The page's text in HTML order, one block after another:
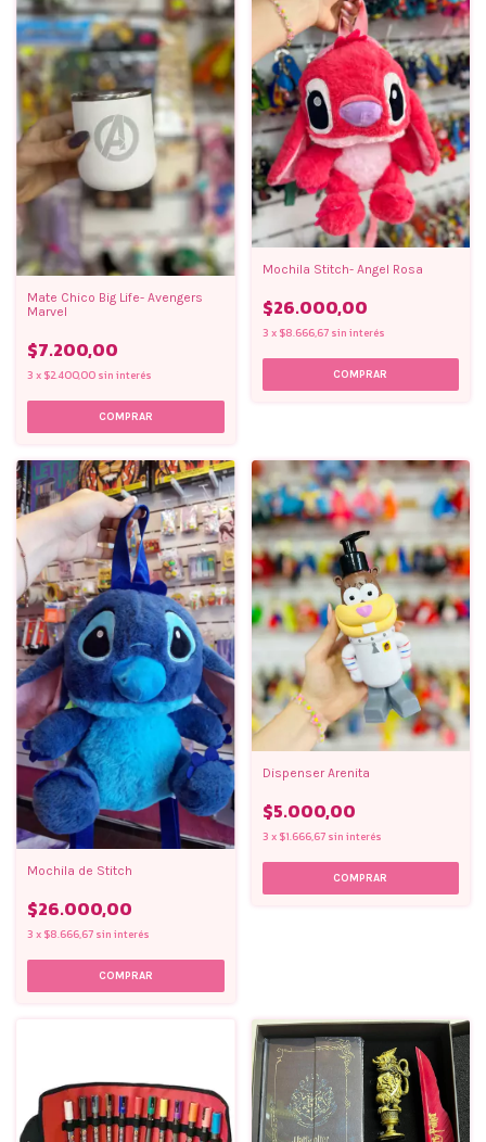
Mate Chico Big Life- Avengers
Marvel
$7.200,00
3 x $2.400,00 sin interés
Mochila Stitch- Angel Rosa
$26.000,00
3 x $8.666,67 sin interés
Mochila de Stitch
$26.000,00
3 x $8.666,67 sin interés
Dispenser Arenita
$5.000,00
3 x $1.666,67 sin interés